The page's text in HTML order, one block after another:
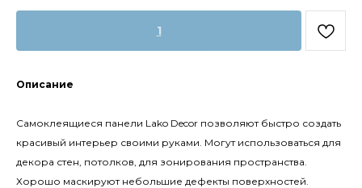
1
Описание
Самоклеящиеся панели Lako Decor позволяют быстро создать
красивый интерьер своими руками. Могут использоваться для
декора стен, потолков, для зонирования пространства.
Хорошо маскируют небольшие дефекты поверхностей.